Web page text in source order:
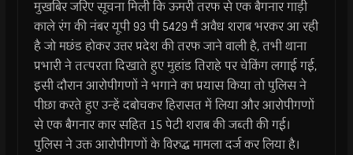
मुखबिर जरिए सूचना मिली कि ऊमरी तरफ से एक बैगनार गाड़ी
काले रंग की नंबर यूपी 93 पी 5429 मैं अवैध शराब भरकर आ रही
है जो मछंड होकर उत्तर प्रदेश की तरफ जाने वाली है, तभी थाना
प्रभारी ने तत्परता दिखाते हुए मुहांड तिराहे पर चेकिंग लगाई गई,
इसी दौरान आरोपीगणों ने भगाने का प्रयास किया तो पुलिस ने
पीछा करते हुए उन्हें दबोचकर हिरासत में लिया और आरोपीगणों
से एक बैगनार कार सहित 15 पेटी शराब की जब्ती की गई।
पुलिस ने उक्त आरोपीगणों के विरुद्ध मामला दर्ज कर लिया है।